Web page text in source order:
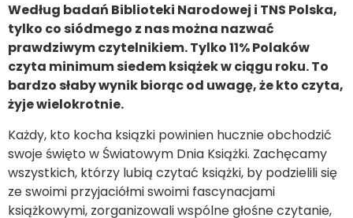
Według badań Biblioteki Narodowej i TNS Polska,
tylko co siódmego z nas można nazwać
prawdziwym czytelnikiem. Tylko 11% Polaków
czyta minimum siedem książek w ciągu roku. To
bardzo słaby wynik biorąc od uwagę, że kto czyta,
żyje wielokrotnie.
Każdy, kto kocha ksiązki powinien hucznie obchodzić
swoje święto w Światowym Dnia Książki. Zachęcamy
wszystkich, którzy lubią czytać książki, by podzielili się
ze swoimi przyjaciółmi swoimi fascynacjami
książkowymi, zorganizowali wspólne głośne czytanie,